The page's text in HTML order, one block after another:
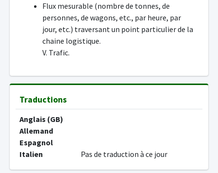
Flux mesurable (nombre de tonnes, de
personnes, de wagons, etc., par heure, par
jour, etc.) traversant un point particulier de la
chaine logistique.
V. Trafic.
Traductions
Anglais (GB)
Allemand
Espagnol
Italien
Pas de traduction à ce jour